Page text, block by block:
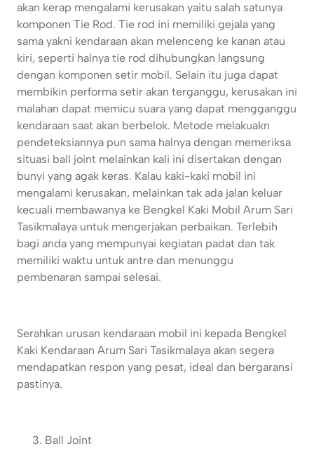
akan kerap mengalami kerusakan yaitu salah satunya
komponen Tie Rod. Tie rod ini memiliki gejala yang
sama yakni kendaraan akan melenceng ke kanan atau
kiri, seperti halnya tie rod dihubungkan langsung
dengan komponen setir mobil. Selain itu juga dapat
membikin performa setir akan terganggu, kerusakan ini
malahan dapat memicu suara yang dapat mengganggu
kendaraan saat akan berbelok. Metode melakuakn
pendeteksiannya pun sama halnya dengan memeriksa
situasi ball joint melainkan kali ini disertakan dengan
bunyi yang agak keras. Kalau kaki-kaki mobil ini
mengalami kerusakan, melainkan tak ada jalan keluar
kecuali membawanya ke Bengkel Kaki Mobil Arum Sari
Tasikmalaya untuk mengerjakan perbaikan. Terlebih
bagi anda yang mempunyai kegiatan padat dan tak
memiliki waktu untuk antre dan menunggu
pembenaran sampai selesai.
Serahkan urusan kendaraan mobil ini kepada Bengkel
Kaki Kendaraan Arum Sari Tasikmalaya akan segera
mendapatkan respon yang pesat, ideal dan bergaransi
pastinya.
Ball Joint